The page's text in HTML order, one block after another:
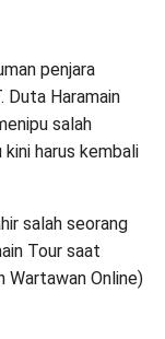
penjara
Duta Haramain
salah
harus kembali
salah seorang
Tour saat
Wartawan Online)